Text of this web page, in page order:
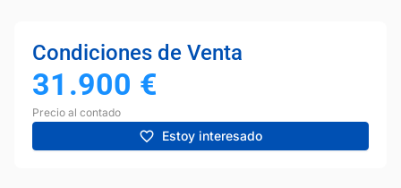
Condiciones de Venta
31.900 €
Precio al contado
Estoy interesado